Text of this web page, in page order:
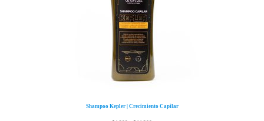
Shampoo Kepler | Crecimiento Capilar